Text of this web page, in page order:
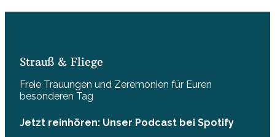
Strauß & Fliege
Freie Trauungen und Zeremonien für Euren
besonderen Tag
Jetzt reinhören: Unser Podcast bei Spotify